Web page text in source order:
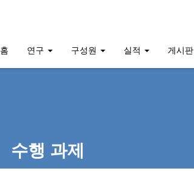
홈 연구 구성원 실적 게시판
수행 과제